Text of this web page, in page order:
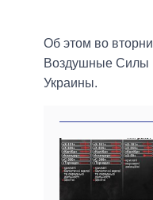
Об этом во
Воздушные Силы
Украины.